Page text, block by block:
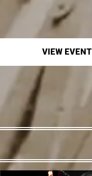
VIEW EVENT